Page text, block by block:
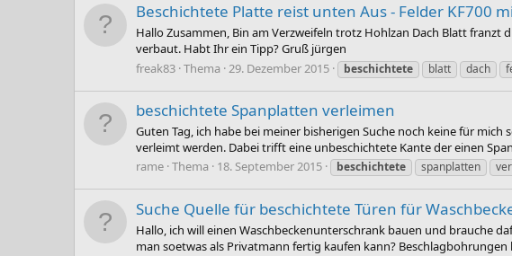
Beschichtete Platte reist unten Aus - Felder KF700
Hallo Zusammen, Bin am Verzweifeln trotz Hohlzan Dach Blatt
verbaut. Habt Ihr ein Tipp? Gruß jürgen
freak83 Thema 29. Dezember 2015 beschichtete blatt dach
beschichtete Spanplatten verleimen
Guten Tag, ich habe bei meiner bisherigen Suche noch keine für
verleimt werden. Dabei trifft eine unbeschichtete Kante der einen
rame Thema 18. September 2015 beschichtete spanplatten
Suche Quelle für beschichtete Türen für
Hallo, ich will einen Waschbeckenunterschrank bauen und brauche
man soetwas als Privatmann fertig kaufen kann?